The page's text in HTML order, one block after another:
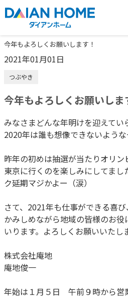
今年もよろしくお願いします！
2021年01月01日
つぶやき
今年もよろしくお願いしま
みなさまどんな年明けを迎えてい
2020年は誰も想像できないような
昨年の初めは抽選が当たりオリン
東京に行くのを楽しみにしてま
ク延期マジかよー（涙）
さて、2021年も仕事ができる喜
かみしめながら地域の皆様のお役
いります。よろしくお願いいたし
株式会社庵地
庵地俊一
年始は１月５日 午前９時から営